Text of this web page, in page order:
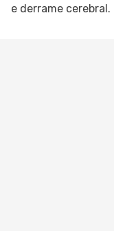
e derrame cerebral.